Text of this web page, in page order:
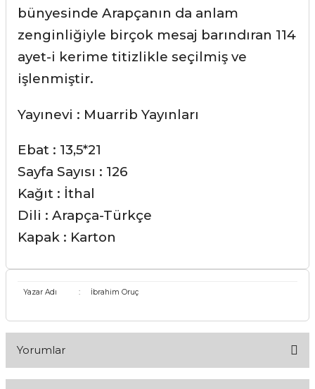
bünyesinde Arapçanın da anlam
zenginliğiyle birçok mesaj barındıran 114
ayet-i kerime titizlikle seçilmiş ve
işlenmiştir.
Yayınevi : Muarrib Yayınları
Ebat : 13,5*21
Sayfa Sayısı : 126
Kağıt : İthal
Dili : Arapça-Türkçe
Kapak : Karton
Yazar Adı : İbrahim Oruç
Yorumlar